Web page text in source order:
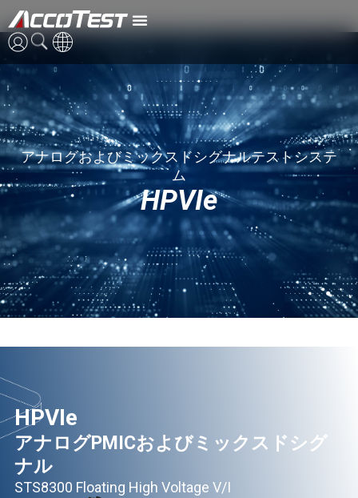
中国語
日本語
HPVIe
アナログおよびミックスドシグナルテストシステ
ム
HPVIe
HPVIe
アナログPMICおよびミックスドシグ
ナル
STS8300 Floating High Voltage V/I